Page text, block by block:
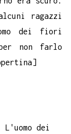
ragazzi
dei fiori
non farlo
L'uomo dei